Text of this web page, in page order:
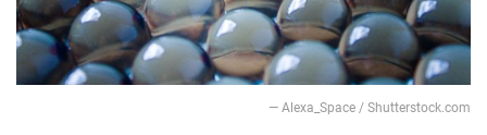
— Alexa_Space / Shutterstock.com